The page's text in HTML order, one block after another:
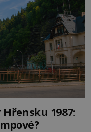
1987: